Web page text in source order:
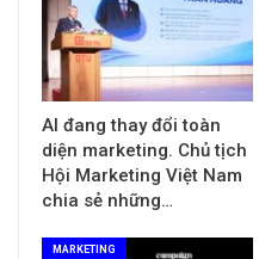
AI đang thay đổi toàn
diện marketing. Chủ tịch
Hội Marketing Việt Nam
chia sẻ những…
MARKETING